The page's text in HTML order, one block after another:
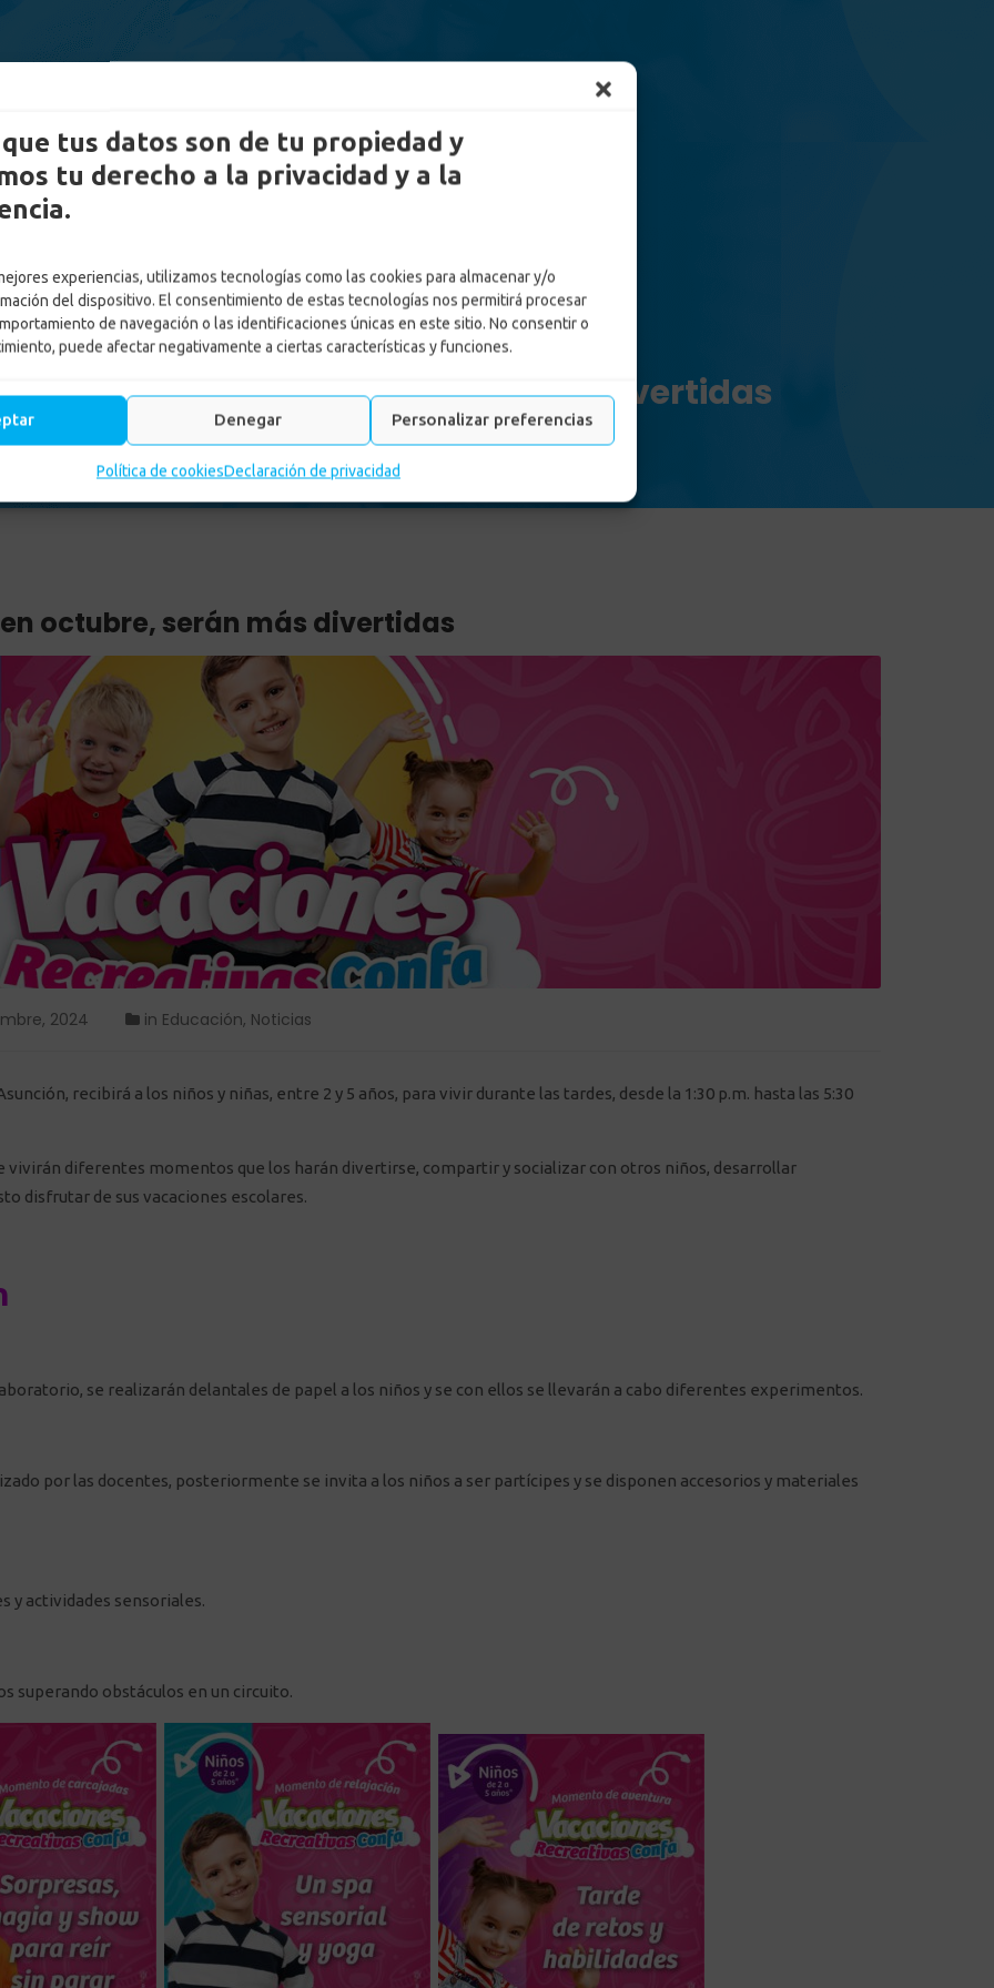
tus datos son de tu propiedad y
tu derecho a la privacidad y a la
experiencias, utilizamos tecnologías como las cookies para almacenar y/o
del dispositivo. El consentimiento de estas tecnologías nos permitirá procesar
de navegación o las identificaciones únicas en este sitio. No consentir o
puede afectar negativamente a ciertas características y funciones.
Denegar Personalizar preferencias
Política de cookiesDeclaración de privacidad
en octubre, serán más divertidas
Las vacaciones recreativas en octubre, serán más divertidas
octubre, serán más divertidas
2024 in Educación, Noticias
recibirá a los niños y niñas, entre 2 y 5 años, para vivir durante las tardes, desde la 1:30 p.m. hasta las 5:30
vivirán diferentes momentos que los harán divertirse, compartir y socializar con otros niños, desarrollar
disfrutar de sus vacaciones escolares.
se realizarán delantales de papel a los niños y se con ellos se llevarán a cabo diferentes experimentos.
por las docentes, posteriormente se invita a los niños a ser partícipes y se disponen accesorios y materiales
y actividades sensoriales.
superando obstáculos en un circuito.